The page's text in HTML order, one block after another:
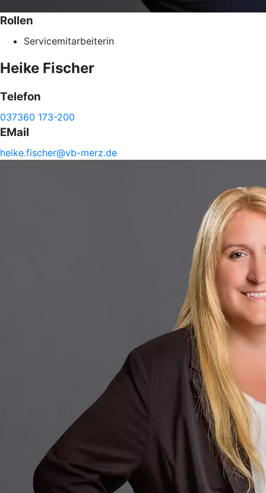
Rollen
Servicemitarbeiterin
Heike Fischer
Telefon
037360 173-200
EMail
heike.fischer@vb-merz.de